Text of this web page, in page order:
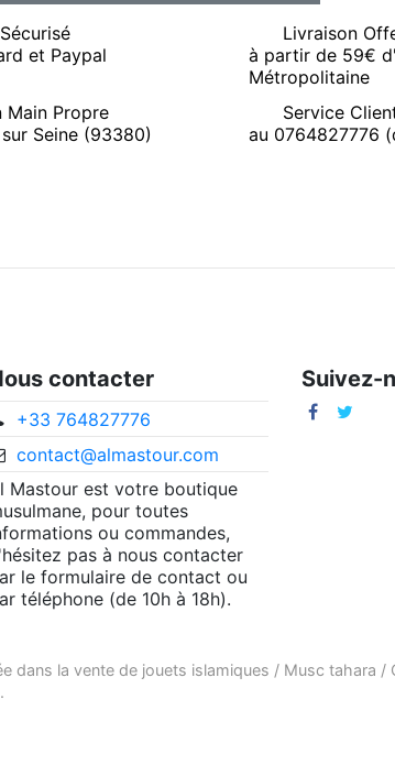
et Paypal
Livraison
à partir de 59€
Métropolitaine
Main Propre
Seine (93380)
Service
au 0764827776
contacter
+33 764827776
contact@almastour.com
Mastour est votre boutique
pour toutes
ou commandes,
pas à nous contacter
le formulaire de contact ou
téléphone (de 10h à 18h).
Suivez-
dans la vente de jouets islamiques / Musc tahara /